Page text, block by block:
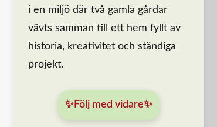
i en miljö där två gamla gårdar
vävts samman till ett hem fyllt av
historia, kreativitet och ständiga
projekt.
✨Följ med vidare✨